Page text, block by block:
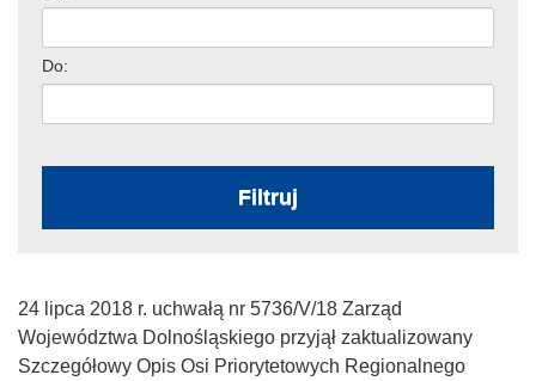
Do:
Filtruj
24 lipca 2018 r. uchwałą nr 5736/V/18 Zarząd
Województwa Dolnośląskiego przyjął zaktualizowany
Szczegółowy Opis Osi Priorytetowych Regionalnego